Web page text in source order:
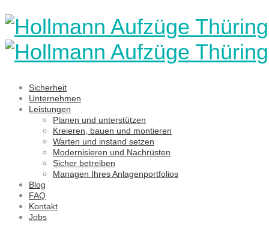
Sicherheit
Unternehmen
Leistungen
Planen und unterstützen
Kreieren, bauen und montieren
Warten und instand setzen
Modernisieren und Nachrüsten
Sicher betreiben
Managen Ihres Anlagenportfolios
Blog
FAQ
Kontakt
Jobs